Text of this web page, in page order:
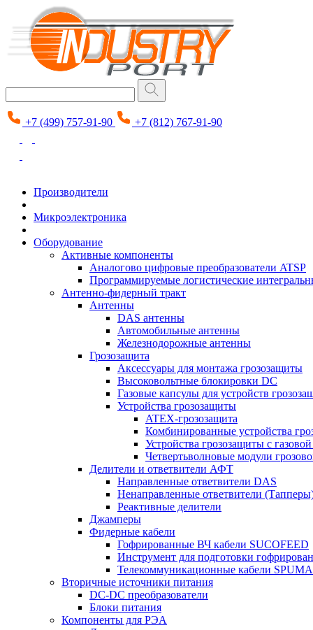
+7 (499) 757-91-90 +7 (812) 767-91-90
Производители
Микроэлектроника
Оборудование
Активные компоненты
Аналогово цифровые преобразователи ATSP
Программируемые логистические
Антенно-фидерный тракт
Антенны
DAS антенны
Автомобильные антенны
Железнодорожные антенны
Грозозащита
Аксессуары для монтажа грозозащиты
Высоковольтные блокировки DC
Газовые капсулы для устройств
Устройства грозозащиты
ATEX-грозозащита
Комбинированные устройства
Устройства грозозащиты с
Четвертьволновые модули
Делители и ответвители АФТ
Направленные ответвители DAS
Ненаправленные ответвители
Реактивные делители
Джамперы
Фидерные кабели
Гофрированные ВЧ кабели SUCOFEED
Инструмент для подготовки
Телекоммуникационные кабели SPUMA
Вторичные источники питания
DC-DC преобразователи
Блоки питания
Компоненты для РЭА